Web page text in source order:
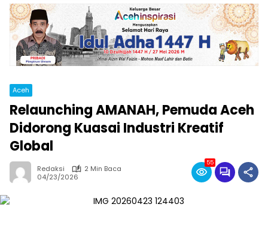
Aceh
Relaunching AMANAH, Pemuda Aceh
Didorong Kuasai Industri Kreatif
Global
Redaksi
2 Min Baca
04/23/2026
55